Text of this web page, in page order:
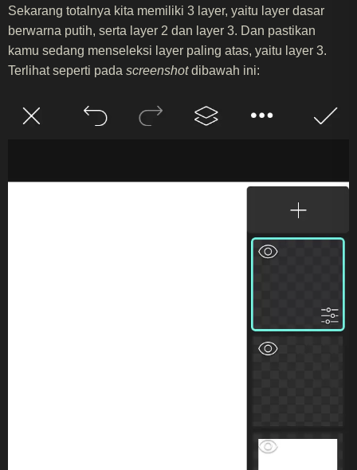
Sekarang totalnya kita memiliki 3 layer, yaitu layer dasar
berwarna putih, serta layer 2 dan layer 3. Dan pastikan
kamu sedang menseleksi layer paling atas, yaitu layer 3.
Terlihat seperti pada screenshotdibawah ini: